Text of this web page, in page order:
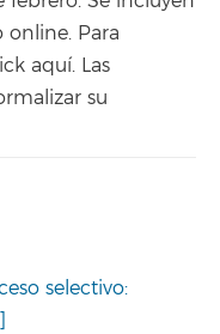
online. Para
aquí. Las
su
selectivo: